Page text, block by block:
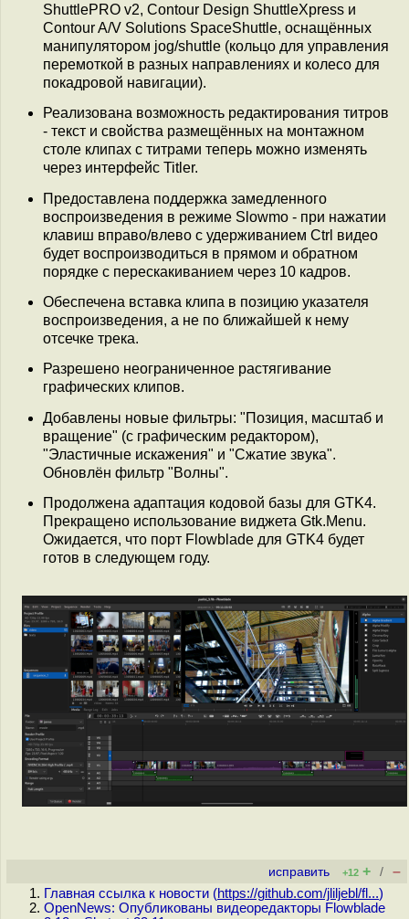
ShuttlePRO v2, Contour Design ShuttleXpress и
Contour A/V Solutions SpaceShuttle, оснащённых
манипулятором jog/shuttle (кольцо для управления
перемоткой в разных направлениях и колесо для
покадровой навигации).
Реализована возможность редактирования титров
- текст и свойства размещённых на монтажном
столе клипах с титрами теперь можно изменять
через интерфейс Titler.
Предоставлена поддержка замедленного
воспроизведения в режиме Slowmo - при нажатии
клавиш вправо/влево с удерживанием Ctrl видео
будет воспроизводиться в прямом и обратном
порядке с перескакиванием через 10 кадров.
Обеспечена вставка клипа в позицию указателя
воспроизведения, а не по ближайшей к нему
отсечке трека.
Разрешено неограниченное растягивание
графических клипов.
Добавлены новые фильтры: "Позиция, масштаб и
вращение" (с графическим редактором),
"Эластичные искажения" и "Сжатие звука".
Обновлён фильтр "Волны".
Продолжена адаптация кодовой базы для GTK4.
Прекращено использование виджета Gtk.Menu.
Ожидается, что порт Flowblade для GTK4 будет
готов в следующем году.
исправить +12 + / –
Главная ссылка к новости (https://github.com/jliljebl/fl...)
OpenNews: Опубликованы видеоредакторы Flowblade